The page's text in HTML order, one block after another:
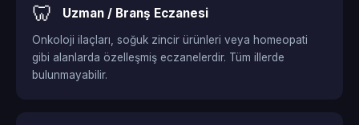
🦷 Uzman / Branş Eczanesi
Onkoloji ilaçları, soğuk zincir ürünleri veya homeopati
gibi alanlarda özelleşmiş eczanelerdir. Tüm illerde
bulunmayabilir.